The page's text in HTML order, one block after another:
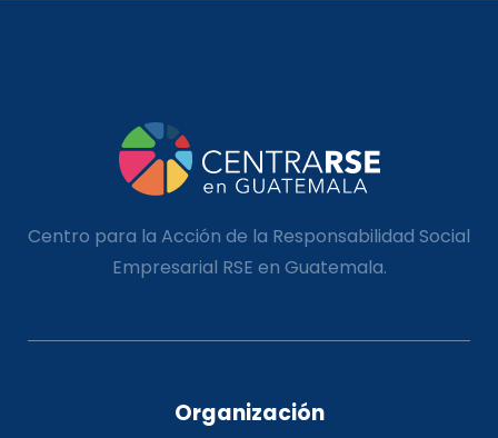
Centro para la Acción de la Responsabilidad Social
Empresarial RSE en Guatemala.
Organización